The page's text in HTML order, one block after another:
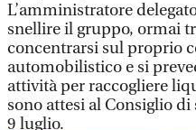
L’amministratore
snellire il gruppo, ormai
concentrarsi sul proprio
automobilistico e si
attività per raccogliere
sono attesi al Consiglio
9 luglio.